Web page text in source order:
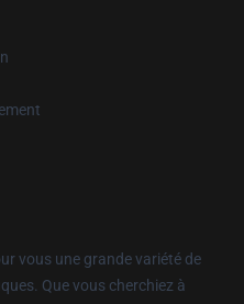
vous une grande variété de
Que vous cherchiez à